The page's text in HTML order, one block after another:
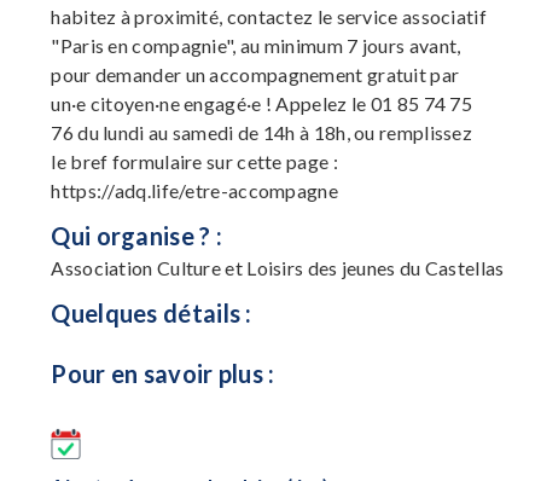
habitez à proximité, contactez le service associatif
"Paris en compagnie", au minimum 7 jours avant,
pour demander un accompagnement gratuit par
un·e citoyen·ne engagé·e ! Appelez le 01 85 74 75
76 du lundi au samedi de 14h à 18h, ou remplissez
le bref formulaire sur cette page :
https://adq.life/etre-accompagne
Qui organise ? :
Association Culture et Loisirs des jeunes du Castellas
Quelques détails :
Pour en savoir plus :